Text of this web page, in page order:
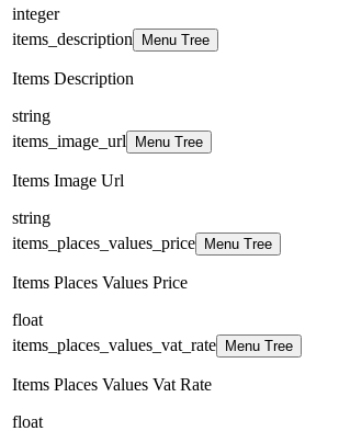
integer
items_description
Menu Tree
Items Description
string
items_image_url
Menu Tree
Items Image Url
string
items_places_values_price
Menu Tree
Items Places Values Price
float
items_places_values_vat_rate
Menu Tree
Items Places Values Vat Rate
float